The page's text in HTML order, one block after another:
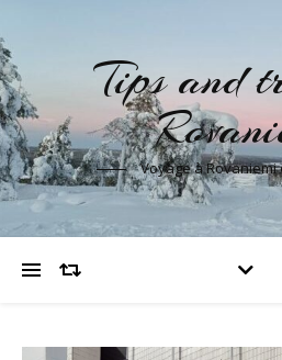
Tips and
Voyage à